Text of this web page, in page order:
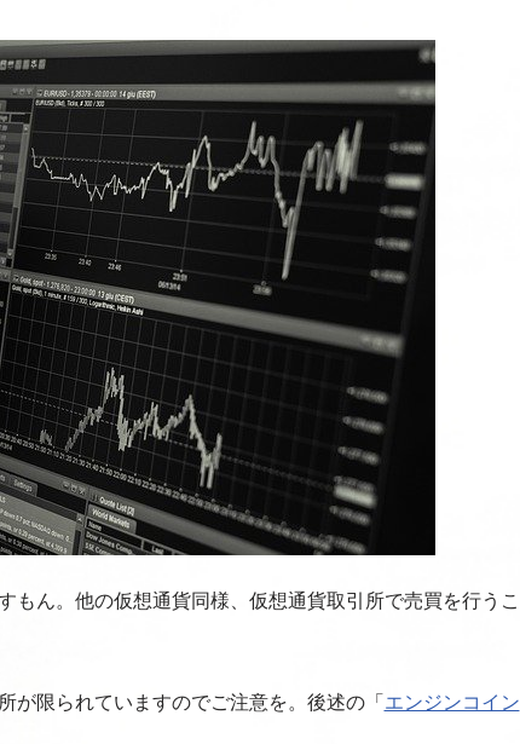
もん。他の仮想通貨同様、仮想通貨取引所で売買を行うこ
が限られていますのでご注意を。後述の「 エンジンコイン